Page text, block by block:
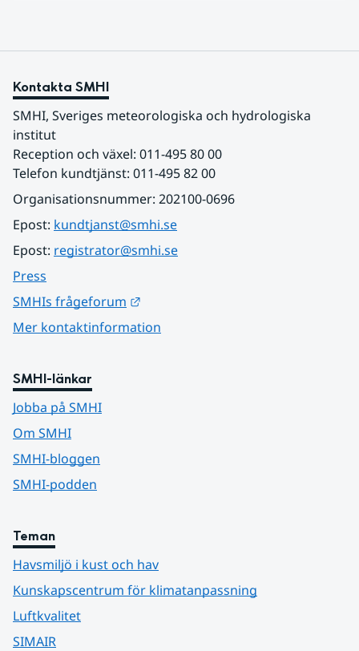
Kontakta SMHI
SMHI, Sveriges meteorologiska och hydrologiska
institut
Reception och växel: 011-495 80 00
Telefon kundtjänst: 011-495 82 00
Organisationsnummer: 202100-0696
Epost: kundtjanst@smhi.se
Epost: registrator@smhi.se
Press
SMHIs frågeforum
Mer kontaktinformation
SMHI-länkar
Jobba på SMHI
Om SMHI
SMHI-bloggen
SMHI-podden
Teman
Havsmiljö i kust och hav
Kunskapscentrum för klimatanpassning
Luftkvalitet
SIMAIR